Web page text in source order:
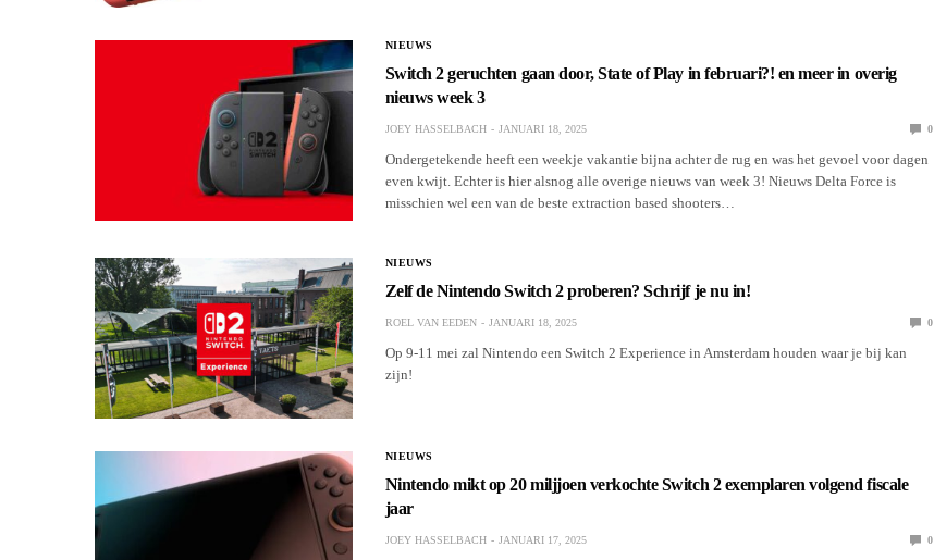
NIEUWS
Switch 2 geruchten gaan door, State of Play in februari?! en meer in overig
nieuws week 3
JOEY HASSELBACH JANUARI 18, 2025 0
Ondergetekende heeft een weekje vakantie bijna achter de rug en was het gevoel voor dagen
even kwijt. Echter is hier alsnog alle overige nieuws van week 3! Nieuws Delta Force is
misschien wel een van de beste extraction based shooters…
NIEUWS
Zelf de Nintendo Switch 2 proberen? Schrijf je nu in!
ROEL VAN EEDEN JANUARI 18, 2025 0
Op 9-11 mei zal Nintendo een Switch 2 Experience in Amsterdam houden waar je bij kan
zijn!
NIEUWS
Nintendo mikt op 20 miljjoen verkochte Switch 2 exemplaren volgend fiscale
jaar
JOEY HASSELBACH JANUARI 17, 2025 0